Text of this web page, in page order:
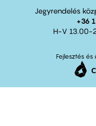
Jegyrendelés
+36
H-V 13.00-
Fejlesztés és